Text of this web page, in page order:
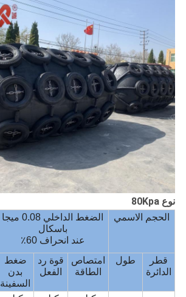
نوع 80Kpa
الحجم الاسمي
الضغط الداخلي 0.08 ميجا
باسكال
عند انحراف 60٪
قطر
الدائرة
طول
امتصاص
الطاقة
قوة رد
الفعل
ضغط
بدن
السفينة